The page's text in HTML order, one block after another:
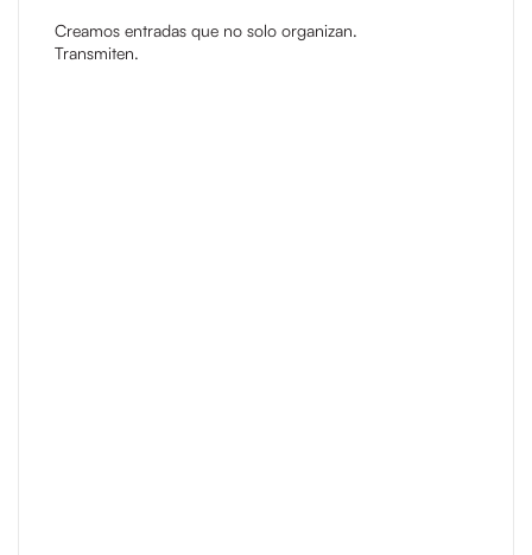
Creamos entradas que no solo organizan.
Transmiten.